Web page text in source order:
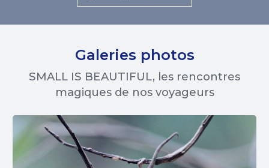
Galeries photos
SMALL IS BEAUTIFUL, les rencontres
magiques de nos voyageurs